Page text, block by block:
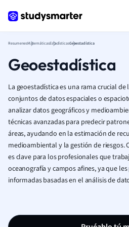
ResumenesMatemáticasEstadísticasGeoestadística
Geoestadística
La geoestadística es una rama crucial
conjuntos de datos espaciales o
analizar datos geográficos y
técnicas avanzadas para predecir
áreas, ayudando en la estimación de
medioambiental y la gestión de riesgos.
es clave para los profesionales que
oceanografía y campos afines, ya que
informadas basadas en el análisis de